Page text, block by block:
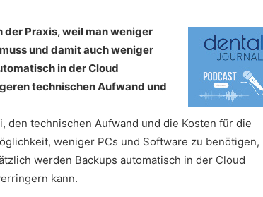
der Praxis, weil man weniger
und damit auch weniger
in der Cloud
technischen Aufwand und
den technischen Aufwand und die Kosten für die
weniger PCs und Software zu benötigen,
werden Backups automatisch in der Cloud
kann.